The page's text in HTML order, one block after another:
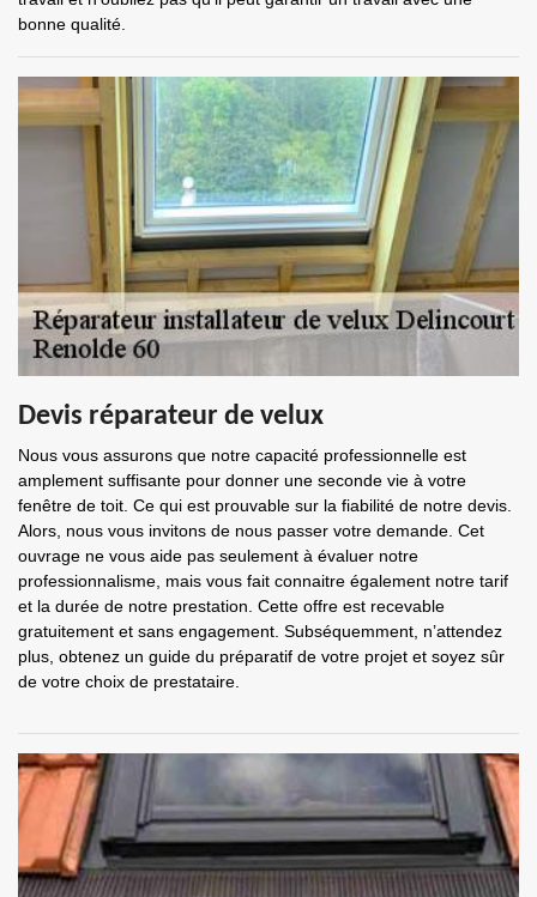
bonne qualité.
Devis réparateur de velux
Nous vous assurons que notre capacité professionnelle est
amplement suffisante pour donner une seconde vie à votre
fenêtre de toit. Ce qui est prouvable sur la fiabilité de notre devis.
Alors, nous vous invitons de nous passer votre demande. Cet
ouvrage ne vous aide pas seulement à évaluer notre
professionnalisme, mais vous fait connaitre également notre tarif
et la durée de notre prestation. Cette offre est recevable
gratuitement et sans engagement. Subséquemment, n’attendez
plus, obtenez un guide du préparatif de votre projet et soyez sûr
de votre choix de prestataire.